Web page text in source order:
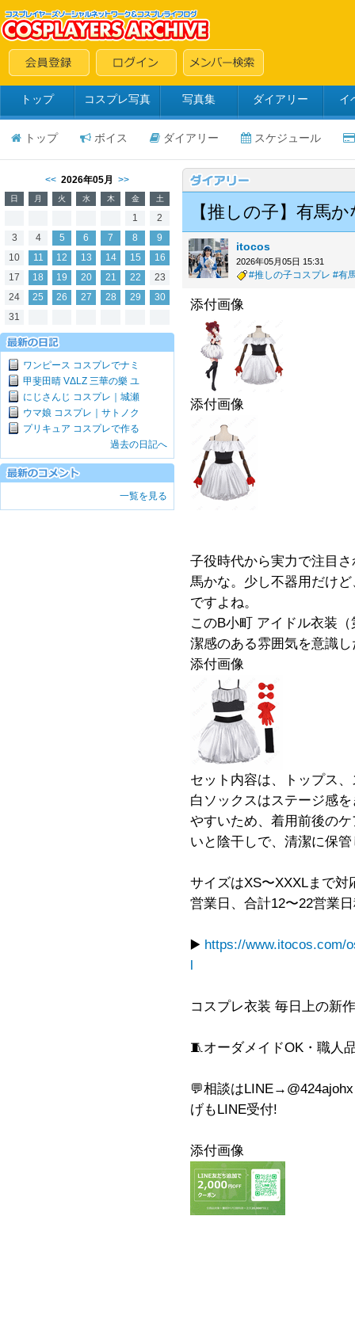
トップ コスプレ写真 写真集 ダイアリー イ
トップ ボイス ダイアリー スケジュール
<< 2026年05月 >>
日 月 火 水 木 金 土
1
2
3
4 5 6 7 8
9
10
11 12 13 14 15
16
17
18 19 20 21 22
23
24
25 26 27 28 29
30
31
ワンピース コスプレでナミ
甲斐田晴 VΔLZ 三華の樂 ユ
にじさんじ コスプレ｜城瀬
ウマ娘 コスプレ｜サトノク
プリキュア コスプレで作る
過去の日記へ
一覧を見る
【推しの子】有馬
itocos
2026年05月05日 15:31
#推しの子コスプレ #有
添付画像
添付画像
子役時代から実力で注目
馬かな。少し不器用だけ
ですよね。
このB小町 アイドル衣装
潔感のある雰囲気を意識
添付画像
セット内容は、トップス
白ソックスはステージ感
やすいため、着用前後の
いと陰干しで、清潔に保
サイズはXS〜XXXLまで
営業日、合計12〜22営業
▶️ https://www.itocos.com/
l
コスプレ衣装 毎日上の新
🧵オーダメイドOK・職人
💬相談は
げもLINE受付!
添付画像